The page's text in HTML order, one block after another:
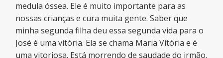
medula óssea. Ele é muito importante para as
nossas crianças e cura muita gente. Saber que
minha segunda filha deu essa segunda vida para o
José é uma vitória. Ela se chama Maria Vitória e é
uma vitoriosa. Está morrendo de saudade do irmão.